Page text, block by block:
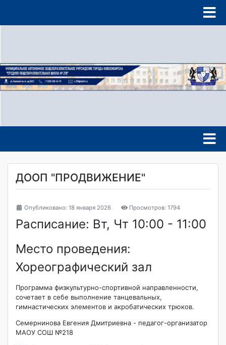
ДООП "ПРОДВИЖЕНИЕ"
Опубликовано: 18 января 2026 Просмотров: 1794
Расписание: Вт, Чт 10:00 - 11:00
Место проведения:
Хореографический зал
Программа физкультурно-спортивной направленности,
сочетает в себе выполнение танцевальных,
гимнастических элементов и акробатических трюков.
Семернинова Евгения Дмитриевна - педагог-организатор
МАОУ СОШ №218